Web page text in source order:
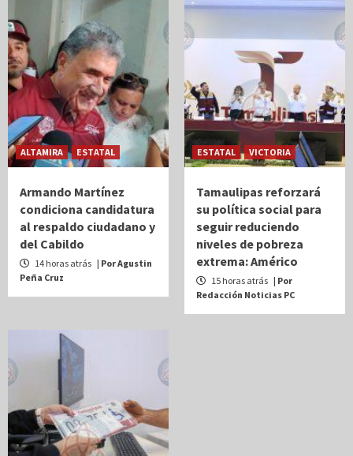
ALTAMIRA ESTATAL
Armando Martínez
condiciona candidatura
al respaldo ciudadano y
del Cabildo
14 horas atrás | Por Agustin
Peña Cruz
ESTATAL VICTORIA
Tamaulipas reforzará
su política social para
seguir reduciendo
niveles de pobreza
extrema: Américo
15 horas atrás | Por
Redacción Noticias PC